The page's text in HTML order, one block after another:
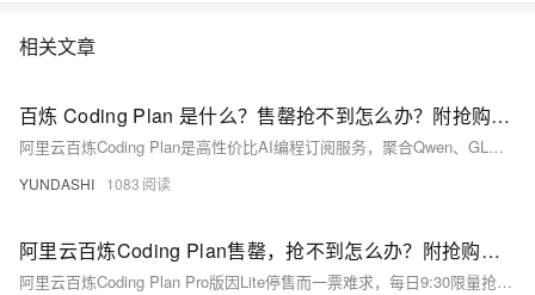
相关文章
百炼 Coding Plan 是什么？售罄抢不到怎么办？附抢购技巧及平替方案
阿里云百炼Coding Plan是高性价比AI编程订阅服务，聚合Qwen、GLM、Kimi等主流大模型，兼容Cursor等工具。Lite版已停售，Pro版每日9:30限量抢购。抢不到？可选按量付费——新用户赠100万Token，轻度使用月费仅10-50元，即开即用。
YUNDASHI 1083
阿里云百炼Coding Plan售罄，抢不到怎么办？附抢购攻略及备选方案
阿里云百炼Coding Plan Pro版因Lite停售而一票难求，每日9:30限量抢购，几分钟即罄。本文提供实操抢购技巧，并推荐百炼平台作为高性价比备选：支持同款大模型、新用户赠100万Tokens、按量付费，开通即用。